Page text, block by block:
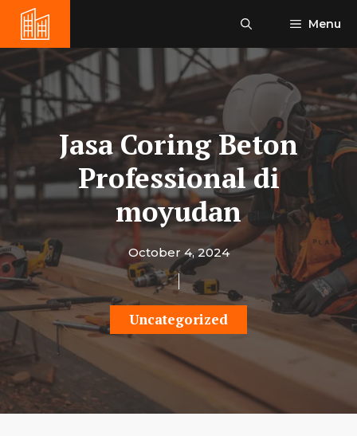
content
Menu
Jasa Coring Beton
Professional di
moyudan
October 4, 2024
Uncategorized